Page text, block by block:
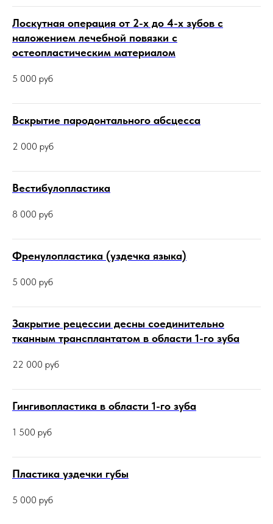
Лоскутная операция от 2-х до 4-х зубов с
наложением лечебной повязки с
остеопластическим материалом
5 000 руб
Вскрытие пародонтального абсцесса
2 000 руб
Вестибулопластика
8 000 руб
Френулопластика (уздечка языка)
5 000 руб
Закрытие рецессии десны соединительно
тканным трансплантатом в области 1-го зуба
22 000 руб
Гингивопластика в области 1-го зуба
1 500 руб
Пластика уздечки губы
5 000 руб